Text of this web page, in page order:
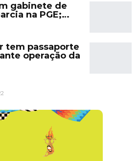
gabinete de
na PGE;…
tem passaporte
operação da